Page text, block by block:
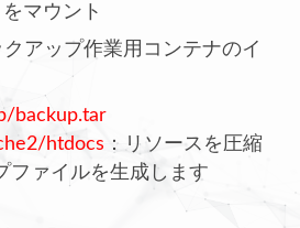
マウント
クアップ作業用コンテナのイ
backup.tar
htdocs ：リソースを圧縮
ファイルを生成します